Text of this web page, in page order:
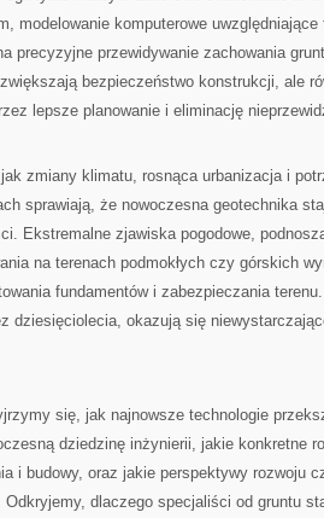
modelowanie komputerowe
precyzyjne przewidywanie zachowania
bezpieczeństwo konstrukcji, ale
lepsze planowanie i eliminację
zmiany klimatu, rosnąca urbanizacja i
sprawiają, że nowoczesna geotechnika
Ekstremalne zjawiska pogodowe,
na terenach podmokłych czy górskich
fundamentów i zabezpieczania
dziesięciolecia, okazują się
się, jak najnowsze technologie
dziedzinę inżynierii, jakie konkretne
i budowy, oraz jakie perspektywy rozwoju
dlaczego specjaliści od gruntu